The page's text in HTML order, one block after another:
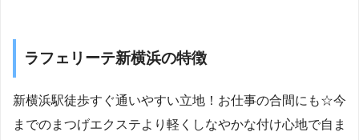
ラフェリーテ新横浜の特徴
新横浜駅徒歩すぐ通いやすい立地！お仕事の合間にも☆今
までのまつげエクステより軽くしなやかな付け心地で自ま